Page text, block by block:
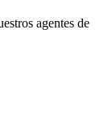
agentes de